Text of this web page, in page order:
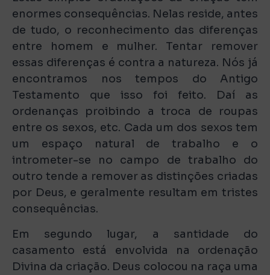
enormes consequências. Nelas reside, antes
de tudo, o reconhecimento das diferenças
entre homem e mulher. Tentar remover
essas diferenças é contra a natureza. Nós já
encontramos nos tempos do Antigo
Testamento que isso foi feito. Daí as
ordenanças proibindo a troca de roupas
entre os sexos, etc. Cada um dos sexos tem
um espaço natural de trabalho e o
intrometer-se no campo de trabalho do
outro tende a remover as distinções criadas
por Deus, e geralmente resultam em tristes
consequências.
Em segundo lugar, a santidade do
casamento está envolvida na ordenação
Divina da criação. Deus colocou na raça uma